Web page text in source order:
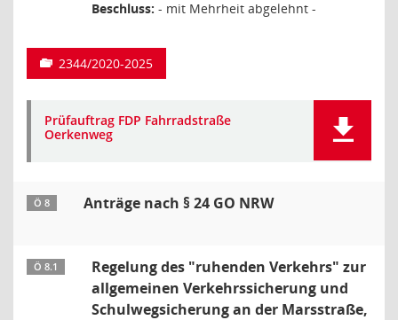
Beschluss: - mit Mehrheit abgelehnt -
2344/2020-2025
Prüfauftrag FDP Fahrradstraße
Oerkenweg
Ö 8 Anträge nach § 24 GO NRW
Ö 8.1
Regelung des "ruhenden Verkehrs" zur
allgemeinen Verkehrssicherung und
Schulwegsicherung an der Marsstraße,